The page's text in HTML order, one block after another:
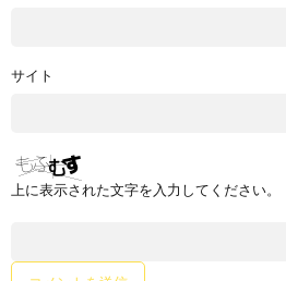
サイト
上に表示された文字を入力してください。